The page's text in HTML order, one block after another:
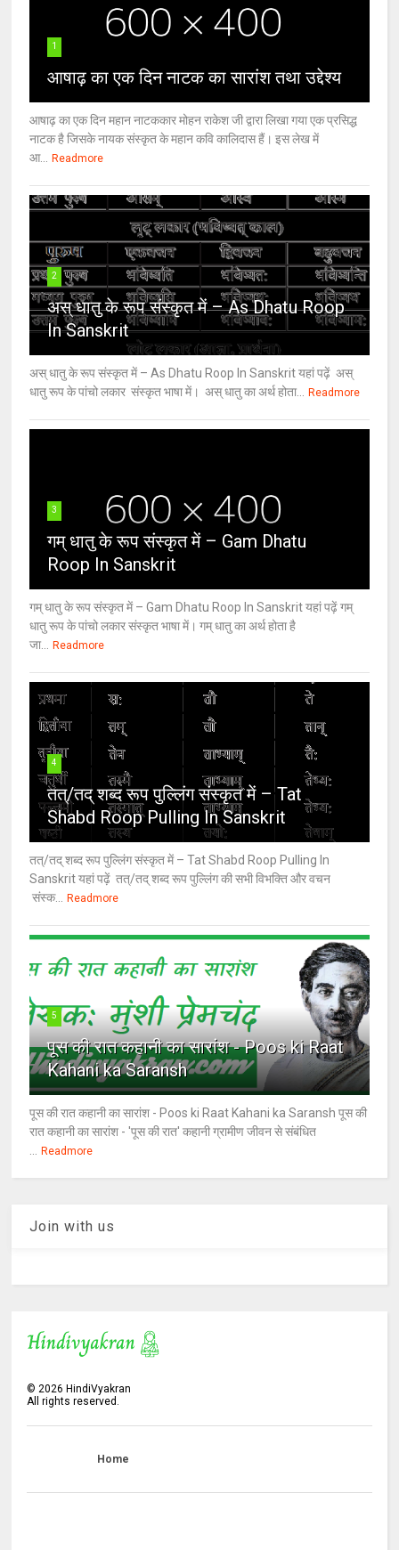
1
आषाढ़ का एक दिन नाटक का सारांश तथा उद्देश्य
आषाढ़ का एक दिन महान नाटककार मोहन राकेश जी द्वारा लिखा गया एक प्रसिद्ध
नाटक है जिसके नायक संस्कृत के महान कवि कालिदास हैं। इस लेख में
आ...
Readmore
2
अस् धातु के रूप संस्कृत में – As Dhatu Roop
In Sanskrit
अस् धातु के रूप संस्कृत में – As Dhatu Roop In Sanskrit यहां पढ़ें अस्
धातु रूप के पांचो लकार संस्कृत भाषा में। अस् धातु का अर्थ होता...
Readmore
3
गम् धातु के रूप संस्कृत में – Gam Dhatu
Roop In Sanskrit
गम् धातु के रूप संस्कृत में – Gam Dhatu Roop In Sanskrit यहां पढ़ें गम्
धातु रूप के पांचो लकार संस्कृत भाषा में। गम् धातु का अर्थ होता है
जा...
Readmore
4
तत्/तद् शब्द रूप पुल्लिंग संस्कृत में – Tat
Shabd Roop Pulling In Sanskrit
तत्/तद् शब्द रूप पुल्लिंग संस्कृत में – Tat Shabd Roop Pulling In
Sanskrit यहां पढ़ें तत्/तद् शब्द रूप पुल्लिंग की सभी विभक्ति और वचन
संस्क...
Readmore
5
पूस की रात कहानी का सारांश - Poos ki Raat
Kahani ka Saransh
पूस की रात कहानी का सारांश - Poos ki Raat Kahani ka Saransh पूस की
रात कहानी का सारांश - 'पूस की रात' कहानी ग्रामीण जीवन से संबंधित
Readmore
Join with us
© 2026 HindiVyakran
All rights reserved.
Home